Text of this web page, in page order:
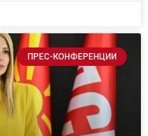
ПРЕС-КОНФЕРЕНЦИИ